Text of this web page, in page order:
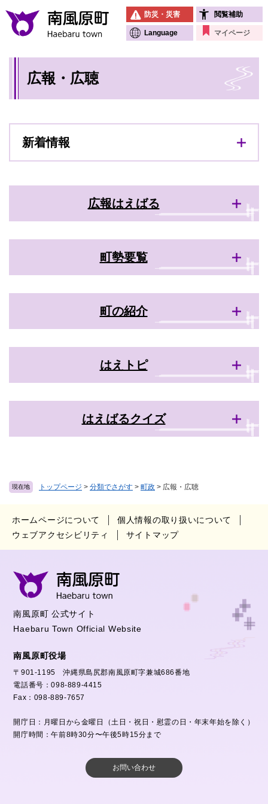
メニューを飛ばして本文へ
防災・災害 閲覧補助
Language マイページ
現在地 トップページ > 分類でさがす > 町政 > 広報・広聴
広報・広聴
新着情報
広報はえばる
町勢要覧
町の紹介
はえトピ
はえばるクイズ
ホームページについて
個人情報の取り扱いについて
ウェブアクセシビリティ
サイトマップ
南風原町 公式サイト
Haebaru Town Official Website
南風原町役場
〒901-1195 沖縄県島尻郡南風原町字兼城686番地
電話番号：098-889-4415
Fax：098-889-7657
開庁日：月曜日から金曜日（土日・祝日・慰霊の日・年末年始を除く）
開庁時間：午前8時30分〜午後5時15分まで
お問い合わせ